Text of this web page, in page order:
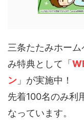
三条たたみホー
み特典として「
ン 」が実施中！
先着100名のみ利
なっています。